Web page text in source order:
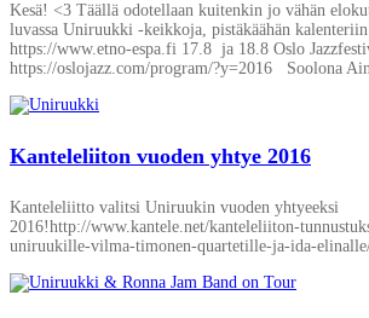
Kesä! <3 Täällä odotellaan kuitenkin jo vähän
luvassa Uniruukki -keikkoja, pistäkäähän
https://www.etno-espa.fi 17.8 ja 18.8 Oslo
https://oslojazz.com/program/?y=2016 Soolona
Kanteleliiton vuoden yhtye 2016
Kanteleliitto valitsi Uniruukin vuoden yhtyeeksi
2016!http://www.kantele.net/kanteleliiton-
uniruukille-vilma-timonen-quartetille-ja-ida-